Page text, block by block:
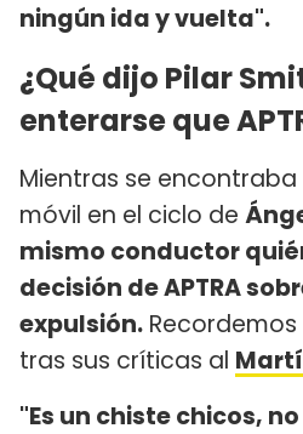
ningún ida y vuelta".
¿Qué dijo Pilar
enterarse que
Mientras se
móvil en el ciclo de
mismo conductor
decisión de APTRA
expulsión.
tras sus críticas al
"Es un chiste chicos,